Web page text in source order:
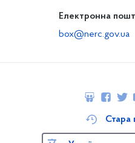
Електронна
box@nerc.gov.ua
Стара